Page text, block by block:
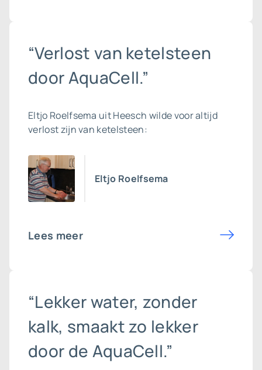
“Verlost van ketelsteen
door AquaCell.”
Eltjo Roelfsema uit Heesch wilde voor altijd
verlost zijn van ketelsteen:
Eltjo Roelfsema
Lees meer
“Lekker water, zonder
kalk, smaakt zo lekker
door de AquaCell.”